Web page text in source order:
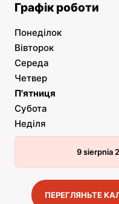
Графік роботи
Понеділок
Вівторок
Середа
Четвер
П'ятниця
Субота
Неділя
9 sierpnia
ПЕРЕГЛЯНЬТЕ